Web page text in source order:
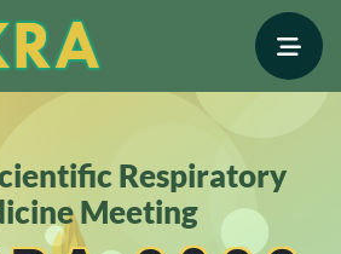
Respiratory
Meeting